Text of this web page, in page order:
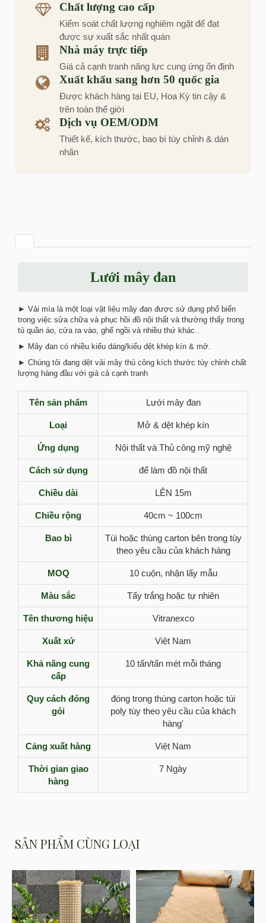
Chất lượng cao cấp
Kiểm soát chất lượng nghiêm ngặt để đạt
được sự xuất sắc nhất quán
Nhà máy trực tiếp
Giá cả cạnh tranh năng lực cung ứng ổn định
Xuất khẩu sang hơn 50 quốc gia
Được khách hàng tại EU, Hoa Kỳ tin cậy &
trên toàn thế giới
Dịch vụ OEM/ODM
Thiết kế, kích thước, bao bì tùy chỉnh & dán
nhãn
Lưới mây đan
► Vải mía là một loại vật liệu mây đan được sử dụng phổ biến
trong việc sửa chữa và phục hồi đồ nội thất và thường thấy trong
tủ quần áo, cửa ra vào, ghế ngồi và nhiều thứ khác..
► Mây đan có nhiều kiểu dáng/kiểu dệt khép kín & mở.
► Chúng tôi đang dệt vải mây thủ công kích thước tùy chỉnh chất
lượng hàng đầu với giá cả cạnh tranh
Tên sản phẩm Lưới mây đan
Loại Mở & dệt khép kín
Ứng dụng Nội thất và Thủ công mỹ nghệ
Cách sử dụng để làm đồ nội thất
Chiều dài LÊN 15m
Chiều rộng 40cm ~ 100cm
Bao bì
Túi hoặc thùng carton bên trong tùy
theo yêu cầu của khách hàng
MOQ 10 cuộn, nhận lấy mẫu
Màu sắc Tẩy trắng hoặc tự nhiên
Tên thương hiệu Vitranexco
Xuất xứ Việt Nam
Khả năng cung
cấp
10 tấn/tấn mét mỗi tháng
Quy cách đóng
gói
đóng trong thùng carton hoặc túi
poly tùy theo yêu cầu của khách
hàng'
Cảng xuất hàng Việt Nam
Thời gian giao
hàng
7 Ngày
SẢN PHẨM CÙNG LOẠI